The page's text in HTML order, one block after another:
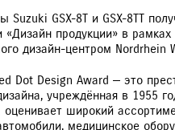
SUZUKI
Suzuki GSX-8T и GSX-8TT
«Дизайн продукции» в
дизайн-центром Nordrhein
Dot Design Award — это
учреждённая в 1955
оценивает широкий
медицинское